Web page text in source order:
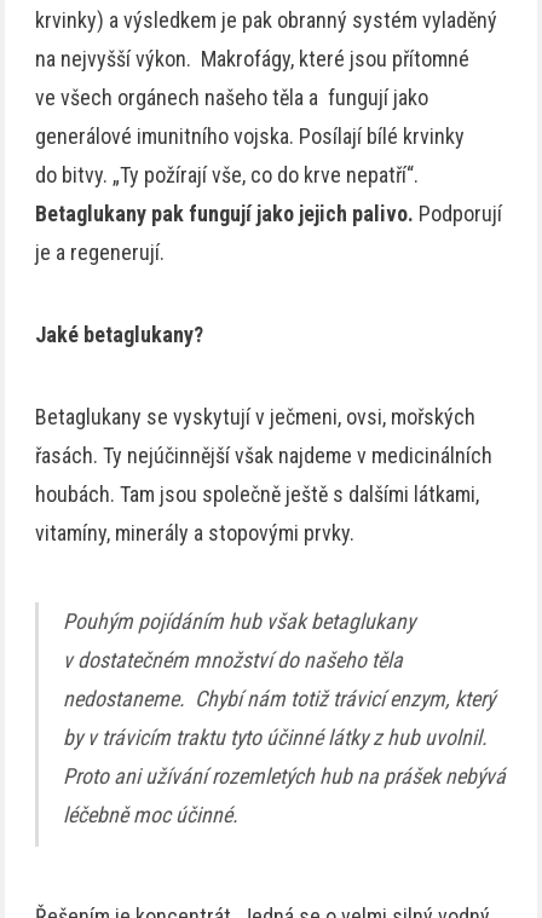
krvinky) a výsledkem je pak obranný systém vyladěný
na nejvyšší výkon. Makrofágy, které jsou přítomné
ve všech orgánech našeho těla a fungují jako
generálové imunitního vojska. Posílají bílé krvinky
do bitvy. „Ty požírají vše, co do krve nepatří“.
Betaglukany pak fungují jako jejich palivo. Podporují
je a regenerují.
Jaké betaglukany?
Betaglukany se vyskytují v ječmeni, ovsi, mořských
řasách. Ty nejúčinnější však najdeme v medicinálních
houbách. Tam jsou společně ještě s dalšími látkami,
vitamíny, minerály a stopovými prvky.
Pouhým pojídáním hub však betaglukany
v dostatečném množství do našeho těla
nedostaneme. Chybí nám totiž trávicí enzym, který
by v trávicím traktu tyto účinné látky z hub uvolnil.
Proto ani užívání rozemletých hub na prášek nebývá
léčebně moc účinné.